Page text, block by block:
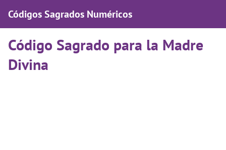
Códigos Sagrados Numéricos
Código Sagrado para la Madre
Divina